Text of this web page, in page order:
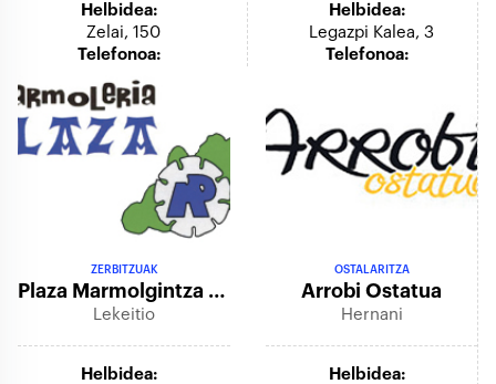
Helbidea:
Zelai, 150
Telefonoa:
Helbidea:
Legazpi Kalea, 3
Telefonoa:
ZERBITZUAK
Plaza Marmolgintza S.l.
Lekeitio
Helbidea:
OSTALARITZA
Arrobi Ostatua
Hernani
Helbidea: